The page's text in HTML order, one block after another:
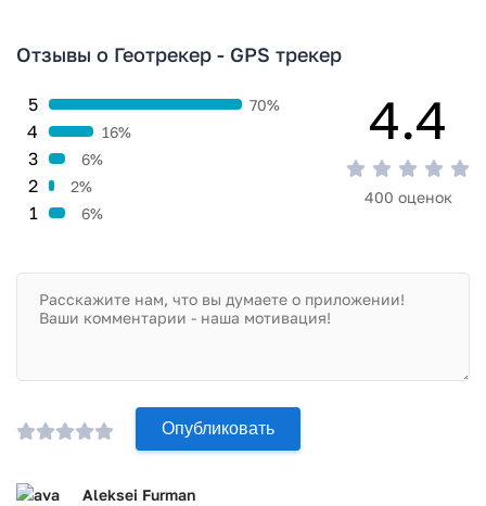
Отзывы о Геотрекер - GPS трекер
1 6%
2 2%
3 6%
4 16%
5 70% 4.4
400 оценок
Опубликовать
Aleksei Furman